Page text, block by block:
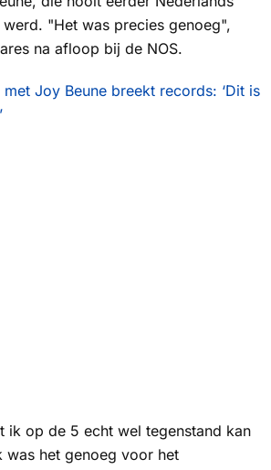
"Het was precies genoeg",
na afloop bij de NOS.
Joy Beune breekt records: ‘Dit is
ik op de 5 echt wel tegenstand kan
was het genoeg voor het